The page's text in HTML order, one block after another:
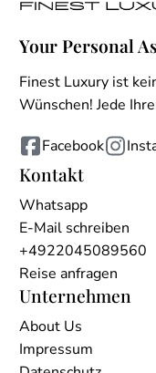
Your Personal
Finest Luxury ist
Wünschen! Jede
Facebook
Kontakt
Whatsapp
E-Mail schreiben
+4922045089560
Reise anfragen
Unternehmen
About Us
Impressum